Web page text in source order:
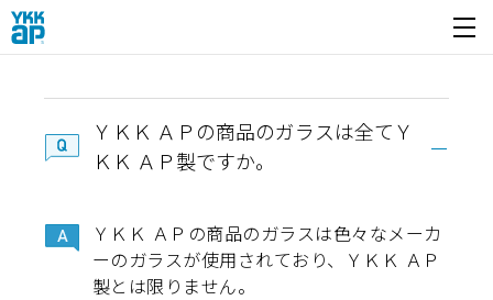
開く
ＹＫＫ ＡＰの商品のガラスは全てＹ
ＫＫ ＡＰ製ですか。
ＹＫＫ ＡＰの商品のガラスは色々なメーカ
ーのガラスが使用されており、ＹＫＫ ＡＰ
製とは限りません。